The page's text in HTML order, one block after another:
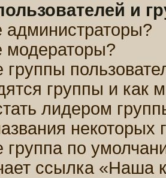
и
администраторы?
модераторы?
группы
группы и как
лидером
некоторых
группа по
ссылка «Наша